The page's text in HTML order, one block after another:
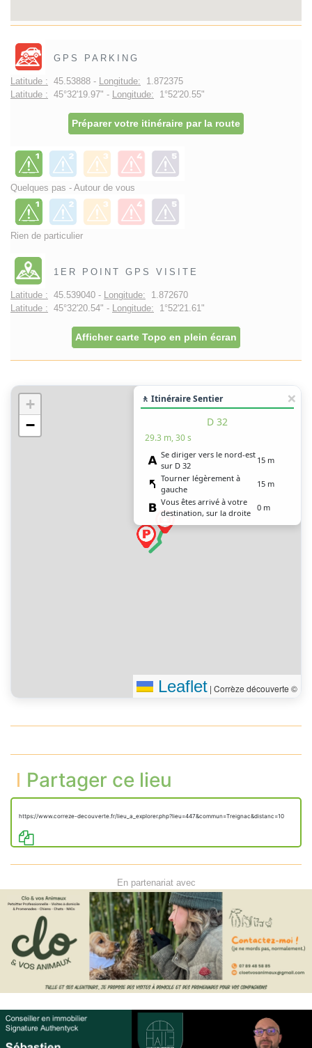
GPS PARKING
Latitude : 45.53888 - Longitude: 1.872375
Latitude : 45°32'19.97" - Longitude: 1°52'20.55"
Préparer votre itinéraire par la route
Quelques pas - Autour de vous
Rien de particulier
1ER POINT GPS VISITE
Latitude : 45.539040 - Longitude: 1.872670
Latitude : 45°32'20.54" - Longitude: 1°52'21.61"
Afficher carte Topo en plein écran
+
−
🚶 Itinéraire Sentier
D 32
29.3 m, 30 s
Se diriger vers le nord-est
sur D 32
15 m
Tourner légèrement à
gauche
15 m
Vous êtes arrivé à votre
destination, sur la droite
0 m
Leaflet | Corrèze découverte ©
Partager ce lieu
https://www.correze-decouverte.fr/lieu_a_explorer.php?lieu=447&commun=Treignac&distanc=10
En partenariat avec